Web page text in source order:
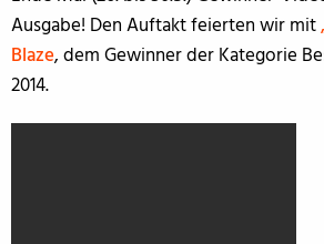
Ausgabe! Den Auftakt feierten wir mit
Blaze, dem Gewinner der Kategorie
2014.